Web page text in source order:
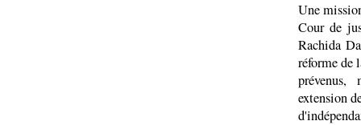
Une
Cour de
Rachida
réforme de
extension